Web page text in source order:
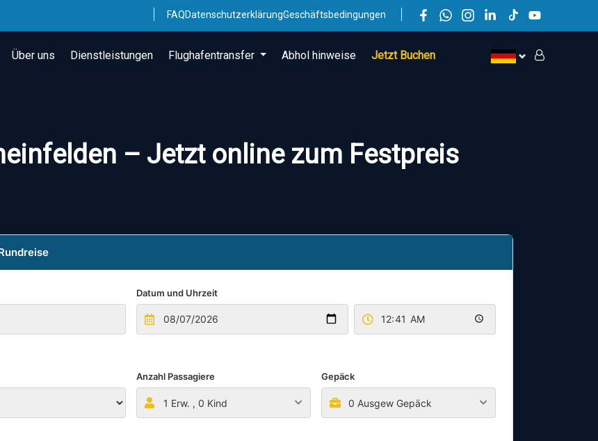
FAQDatenschutzerklärungGeschäftsbedingungen
Über uns Dienstleistungen Flughafentransfer Abhol hinweise Jetzt Buchen
– Jetzt online zum Festpreis
Datum und Uhrzeit
Anzahl Passagiere
1 Erw. , 0 Kind
Gepäck
0 Ausgew Gepäck